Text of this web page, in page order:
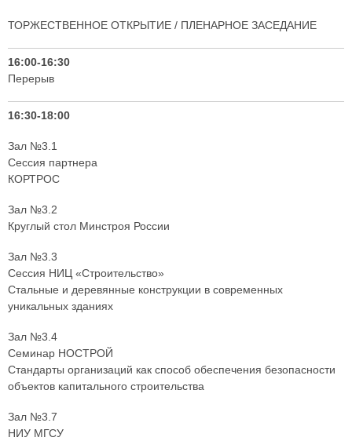
ТОРЖЕСТВЕННОЕ ОТКРЫТИЕ / ПЛЕНАРНОЕ ЗАСЕДАНИЕ
16:00-16:30
Перерыв
16:30-18:00
Зал №3.1
Сессия партнера
КОРТРОС
Зал №3.2
Круглый стол Минстроя России
Зал №3.3
Сессия НИЦ «Строительство»
Стальные и деревянные конструкции в современных
уникальных зданиях
Зал №3.4
Семинар НОСТРОЙ
Стандарты организаций как способ обеспечения безопасности
объектов капитального строительства
Зал №3.7
НИУ МГСУ